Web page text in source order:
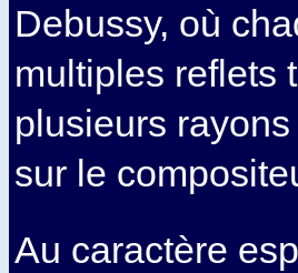
Debussy, où
multiples reflets
plusieurs
sur le
Au caractère